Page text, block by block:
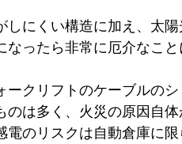
にくい構造に加え、太
ったら非常に厄介なこと
クリフトのケーブルの
のは多く、火災の原因自
電のリスクは自動倉庫に